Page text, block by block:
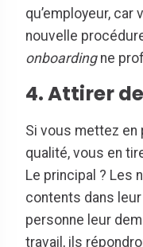
qu’employeur, car
nouvelle
onboardingne
4. Attirer
Si vous mettez en
qualité, vous en
Le principal ? Les
contents dans
personne leur
travail, ils